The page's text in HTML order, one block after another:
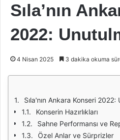
Sıla’nın
2022:
4 Nisan 2025 3 dakika okuma
Sıla'nın Ankara Konseri
Konserin Hazırlıkları
Sahne Performansı ve
Özel Anlar ve Sürprizler